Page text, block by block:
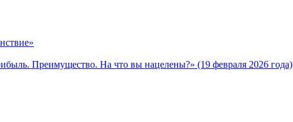
Преимущество. На что вы нацелены?» (19 февраля 2026 года)